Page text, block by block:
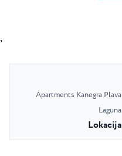
,
Apartments Kanegra Plava
Laguna
Lokacija